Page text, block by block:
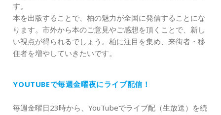
す。
本を出版することで、柏の魅力が全国に発信することにな
ります。市外から本のご意見やご感想を頂くことで、新し
い視点が得られるでしょう。柏に注目を集め、来街者・移
住者を増やしていきたいです。
YOUTUBEで毎週金曜夜にライブ配信！
毎週金曜日23時から、YouTubeでライブ配（生放送）を続